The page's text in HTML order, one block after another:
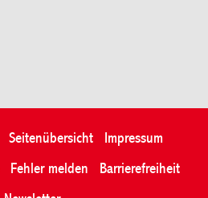
Seitenübersicht
Impressum
Fehler melden
Barrierefreiheit